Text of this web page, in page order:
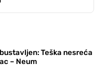
Teška nesreća
– Neum